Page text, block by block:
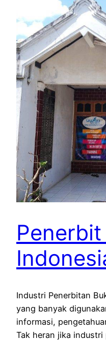
Industri Penerbitan
yang banyak
informasi,
Tak heran jika